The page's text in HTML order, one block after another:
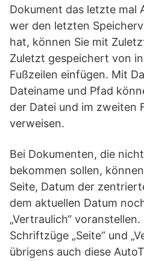
Dokument das letzte mal
wer den letzten
hat, können Sie mit
Zuletzt gespeichert von
Fußzeilen einfügen. Mit
Dateiname und Pfad
der Datei und im zweiten
verweisen.
Bei Dokumenten, die
bekommen sollen,
Seite, Datum der
dem aktuellen Datum
„Vertraulich“
Schriftzüge „Seite“ und
übrigens auch diese